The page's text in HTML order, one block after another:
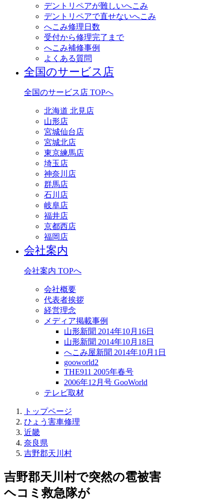
デントリペアが難しいへこみ
デントリペアで直せないへこみ
へこみ修理日数
受付から修理完了まで
へこみ補修事例
よくある質問
全国のサービス店
全国のサービス店 TOPへ
北海道 北見店
山形店
宮城仙台店
宮城北店
東京練馬店
埼玉店
神奈川店
群馬店
石川店
岐阜店
福井店
京都西店
福岡店
会社案内
会社案内 TOPへ
会社概要
代表者挨拶
経営理念
メディア掲載事例
山形新聞 2014年10月16日
山形新聞 2014年10月18日
へこみ屋新聞 2014年10月1日
gooworld2
THE911 2005年春号
2006年12月号 GooWorld
テレビ取材
トップページ
ひょう害車修理
近畿
奈良県
吉野郡天川村
吉野郡天川村で突然の雹被害
ヘコミ救急隊が